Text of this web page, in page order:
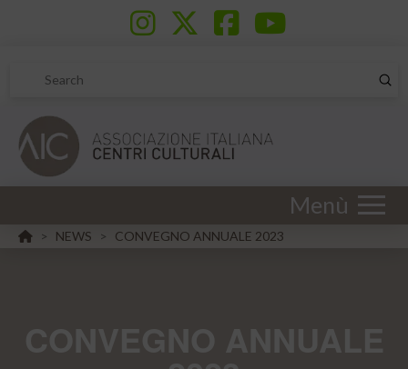
Search
Menù
HOME
> NEWS > CONVEGNO ANNUALE 2023